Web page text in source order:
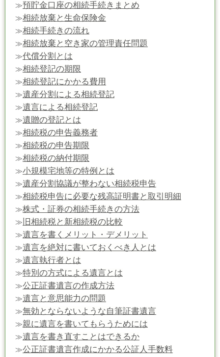
≫預貯金口座の相続手続きまとめ
≫相続放棄と生命保険金
≫相続手続きの流れ
≫相続放棄と空き家の管理責任問題
≫代償分割とは
≫相続登記の期限
≫相続登記にかかる費用
≫遺産分割による相続登記
≫遺言による相続登記
≫遺贈の登記とは
≫相続税の申告義務者
≫相続税の申告期限
≫相続税の納付期限
≫小規模宅地等の特例とは
≫遺産分割協議が整わない相続税申告
≫相続税申告に必要な残高証明書と取引明細
≫株式・証券の相続手続きの方法
≫ 旧相続税と新相続税の比較
≫遺言を書くメリット・デメリット
≫遺言を絶対に書いておくべき人とは
≫遺言執行者とは
≫特別の方式による遺言とは
≫公正証書遺言の作成方法
≫遺言と意思能力の問題
≫無効とならないような自筆証書遺言
≫親に遺言を書いてもらうためには
≫遺言を書き直すことはできるか
≫公正証書遺言作成にかかる公証人手数料